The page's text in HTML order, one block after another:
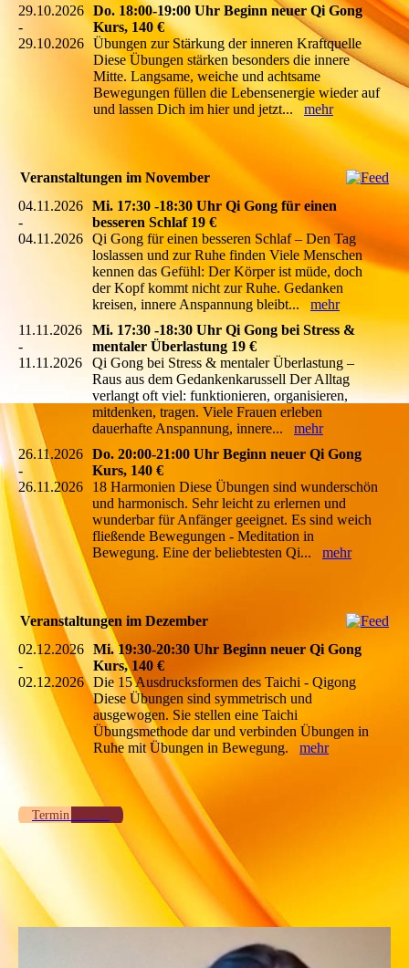
29.10.2026
-
29.10.2026
Do. 18:00-19:00 Uhr Beginn neuer Qi Gong
Kurs, 140 €
Übungen zur Stärkung der inneren Kraftquelle
Diese Übungen stärken besonders die innere
Mitte. Langsame, weiche und achtsame
Bewegungen füllen die Lebensenergie wieder auf
und lassen Dich im hier und jetzt... mehr
Veranstaltungen im November
04.11.2026
-
04.11.2026
Mi. 17:30 -18:30 Uhr Qi Gong für einen
besseren Schlaf 19 €
Qi Gong für einen besseren Schlaf – Den Tag
loslassen und zur Ruhe finden Viele Menschen
kennen das Gefühl: Der Körper ist müde, doch
der Kopf kommt nicht zur Ruhe. Gedanken
kreisen, innere Anspannung bleibt... mehr
11.11.2026
-
11.11.2026
Mi. 17:30 -18:30 Uhr Qi Gong bei Stress &
mentaler Überlastung 19 €
Qi Gong bei Stress & mentaler Überlastung –
Raus aus dem Gedankenkarussell Der Alltag
verlangt oft viel: funktionieren, organisieren,
mitdenken, tragen. Viele Frauen erleben
dauerhafte Anspannung, innere... mehr
26.11.2026
-
26.11.2026
Do. 20:00-21:00 Uhr Beginn neuer Qi Gong
Kurs, 140 €
18 Harmonien Diese Übungen sind wunderschön
und harmonisch. Sehr leicht zu erlernen und
wunderbar für Anfänger geeignet. Es sind weich
fließende Bewegungen - Meditation in
Bewegung. Eine der beliebtesten Qi... mehr
Veranstaltungen im Dezember
02.12.2026
-
02.12.2026
Mi. 19:30-20:30 Uhr Beginn neuer Qi Gong
Kurs, 140 €
Die 15 Ausdrucksformen des Taichi - Qigong
Diese Übungen sind symmetrisch und
ausgewogen. Sie stellen eine Taichi
Übungsmethode dar und verbinden Übungen in
Ruhe mit Übungen in Bewegung. mehr
Termin buchen